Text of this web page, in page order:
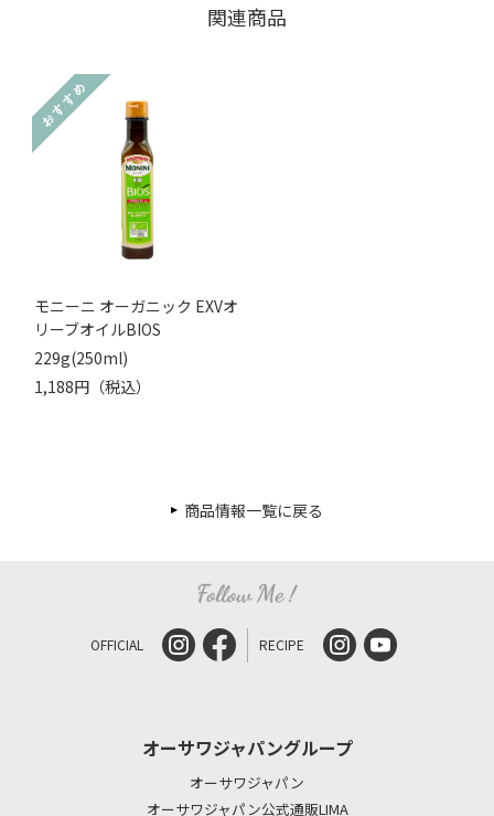
関連商品
モニーニ オーガニック EXVオ
リーブオイルBIOS
229g(250ml)
1,188円（税込）
商品情報一覧に戻る
OFFICIAL RECIPE
オーサワジャパングループ
オーサワジャパン
オーサワジャパン公式通販LIMA